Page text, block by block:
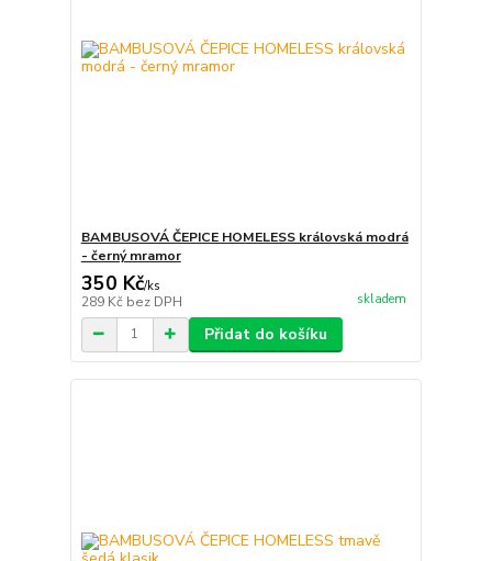
BAMBUSOVÁ ČEPICE HOMELESS královská modrá
- černý mramor
350 Kč/ks
289 Kč bez DPH skladem
Přidat do košíku